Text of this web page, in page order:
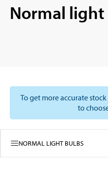
Normal
To get more accurate
to
NORMAL LIGHT BULBS